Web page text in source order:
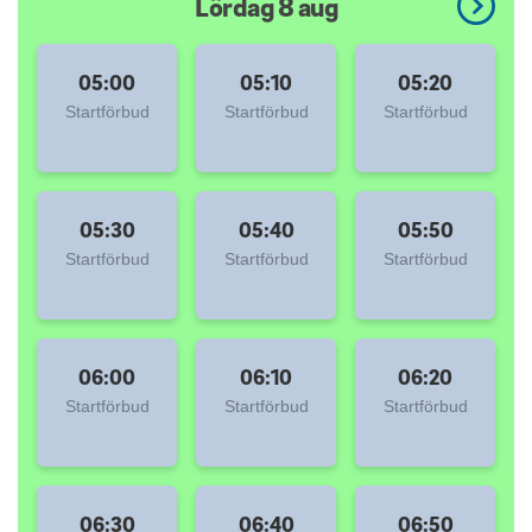
Husvagn-Husbil
Ljusdals Golfrestaurang
05:00
Startförbud
05:10
Startförbud
05:20
Startförbud
05:30
Startförbud
05:40
Startförbud
05:50
Startförbud
06:00
Startförbud
06:10
Startförbud
06:20
Startförbud
06:30 06:40 06:50